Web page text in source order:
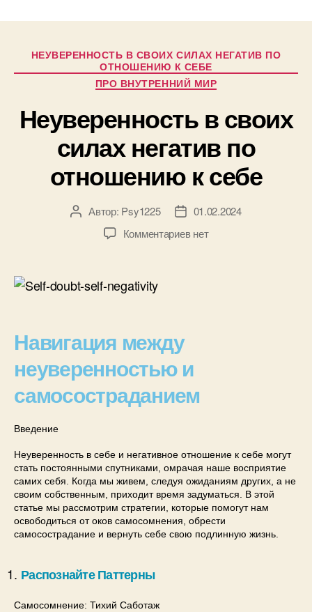
НЕУВЕРЕННОСТЬ В СВОИХ СИЛАХ НЕГАТИВ ПО
ОТНОШЕНИЮ К СЕБЕ
ПРО ВНУТРЕННИЙ МИР
Неуверенность в своих
силах негатив по
отношению к себе
Автор: Psy1225
01.02.2024
Комментариевнет
Навигация между
неуверенностью и
самосостраданием
Введение
Неуверенность в себе и негативное отношение к себе могут
стать постоянными спутниками, омрачая наше восприятие
самих себя. Когда мы живем, следуя ожиданиям других, а не
своим собственным, приходит время задуматься. В этой
статье мы рассмотрим стратегии, которые помогут нам
освободиться от оков самосомнения, обрести
самосострадание и вернуть себе свою подлинную жизнь.
Распознайте Паттерны
Самосомнение: Тихий Саботаж